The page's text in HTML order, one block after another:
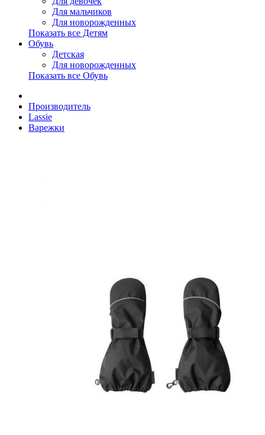
Для мальчиков
Для новорожденных
Показать все Детям
Обувь
Детская
Для новорожденных
Показать все Обувь
Производитель
Lassie
Варежки